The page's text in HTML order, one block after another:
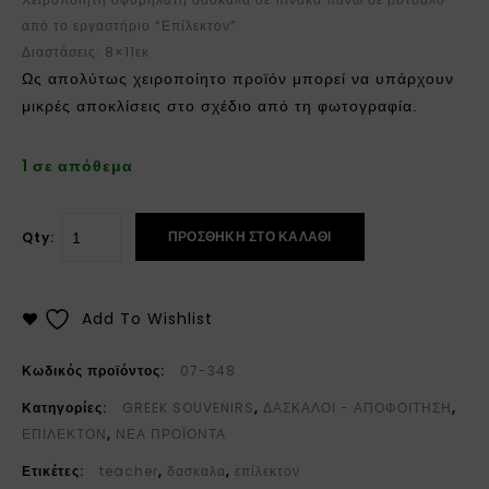
από το εργαστήριο “Επίλεκτον”.
Διαστάσεις: 8×11εκ
Ως απολύτως χειροποίητο προϊόν μπορεί να υπάρχουν
μικρές αποκλίσεις στο σχέδιο από τη φωτογραφία.
1 σε απόθεμα
Qty: ΠΡΟΣΘΉΚΗ ΣΤΟ ΚΑΛΆΘΙ
Add To Wishlist
Κωδικός προϊόντος:
07-348
Κατηγορίες:
GREEK SOUVENIRS, ΔΑΣΚΑΛΟΙ - ΑΠΟΦΟΙΤΗΣΗ,
ΕΠΙΛΕΚΤΟΝ, ΝΕΑ ΠΡΟΪΟΝΤΑ
Ετικέτες:
teacher, δασκαλα, επίλεκτον